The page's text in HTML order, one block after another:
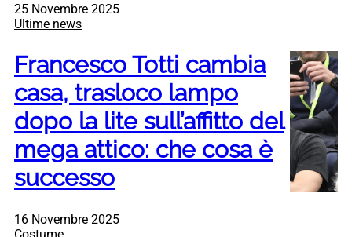
25 Novembre 2025
Ultime news
Francesco Totti cambia
casa, trasloco lampo
dopo la lite sull’affitto del
mega attico: che cosa è
successo
16 Novembre 2025
Costume